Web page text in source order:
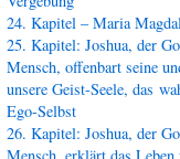
24. Kapitel – Maria
25. Kapitel: Joshua, der
Mensch, offenbart seine
unsere Geist-Seele, das
Ego-Selbst
26. Kapitel: Joshua, der